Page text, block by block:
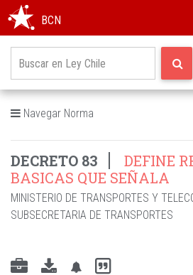
BCN
Navegar Norma
DECRETO 83
DEFINE
BASICAS QUE SEÑALA
MINISTERIO DE TRANSPORTES Y
SUBSECRETARIA DE TRANSPORTES